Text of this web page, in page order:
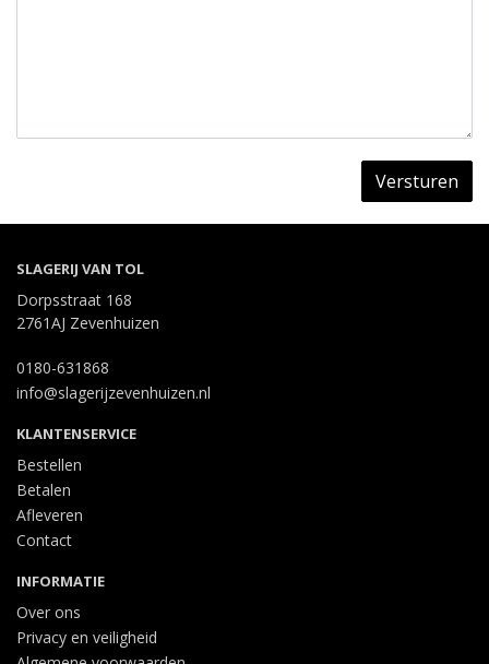
Versturen
SLAGERIJ VAN TOL
Dorpsstraat 168
2761AJ Zevenhuizen
0180-631868
info@slagerijzevenhuizen.nl
KLANTENSERVICE
Bestellen
Betalen
Afleveren
Contact
INFORMATIE
Over ons
Privacy en veiligheid